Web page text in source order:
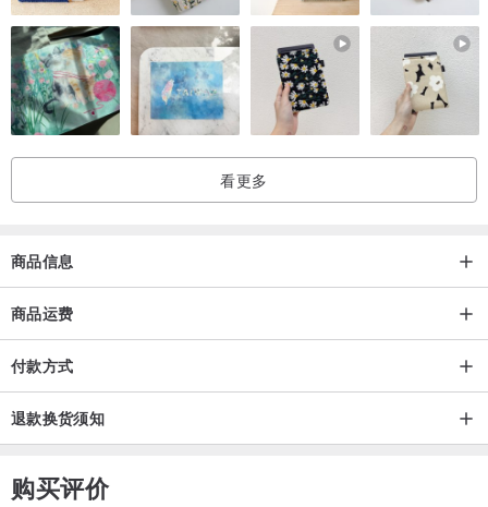
看更多
商品信息
商品运费
付款方式
退款换货须知
购买评价